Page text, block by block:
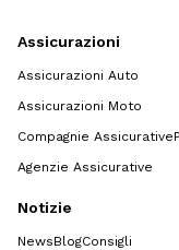
Assicurazioni
Assicurazioni Auto
Assicurazioni Moto
Compagnie Assicurative
Agenzie Assicurative
Notizie
NewsBlogConsigli